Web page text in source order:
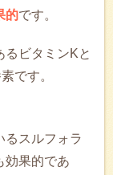
的です。
るビタミンKと
です。
るスルフォラ
効果的であ